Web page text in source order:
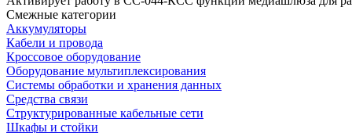
Смежные категории
Аккумуляторы
Кабели и провода
Кроссовое оборудование
Оборудование мультиплексирования
Системы обработки и хранения данных
Средства связи
Структурированные кабельные сети
Шкафы и стойки